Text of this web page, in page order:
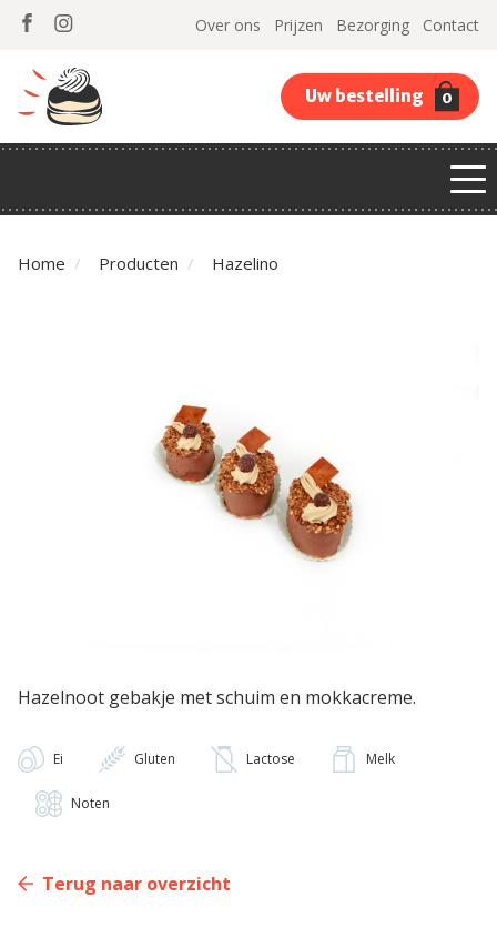
Over ons Prijzen Bezorging Contact
Uw bestelling 0
Home Producten Hazelino
Hazelnoot gebakje met schuim en mokkacreme.
Ei Gluten Lactose Melk
Noten
Terug naar overzicht